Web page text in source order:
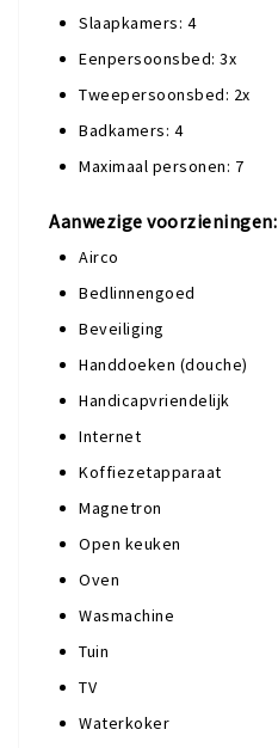
Slaapkamers: 4
Eenpersoonsbed: 3x
Tweepersoonsbed: 2x
Badkamers: 4
Maximaal personen: 7
Aanwezige voorzieningen:
Airco
Bedlinnengoed
Beveiliging
Handdoeken (douche)
Handicapvriendelijk
Internet
Koffiezetapparaat
Magnetron
Open keuken
Oven
Wasmachine
Tuin
TV
Waterkoker